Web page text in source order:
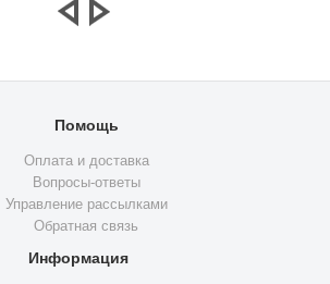
Помощь
Оплата и доставка
Вопросы-ответы
Управление рассылками
Обратная связь
Информация